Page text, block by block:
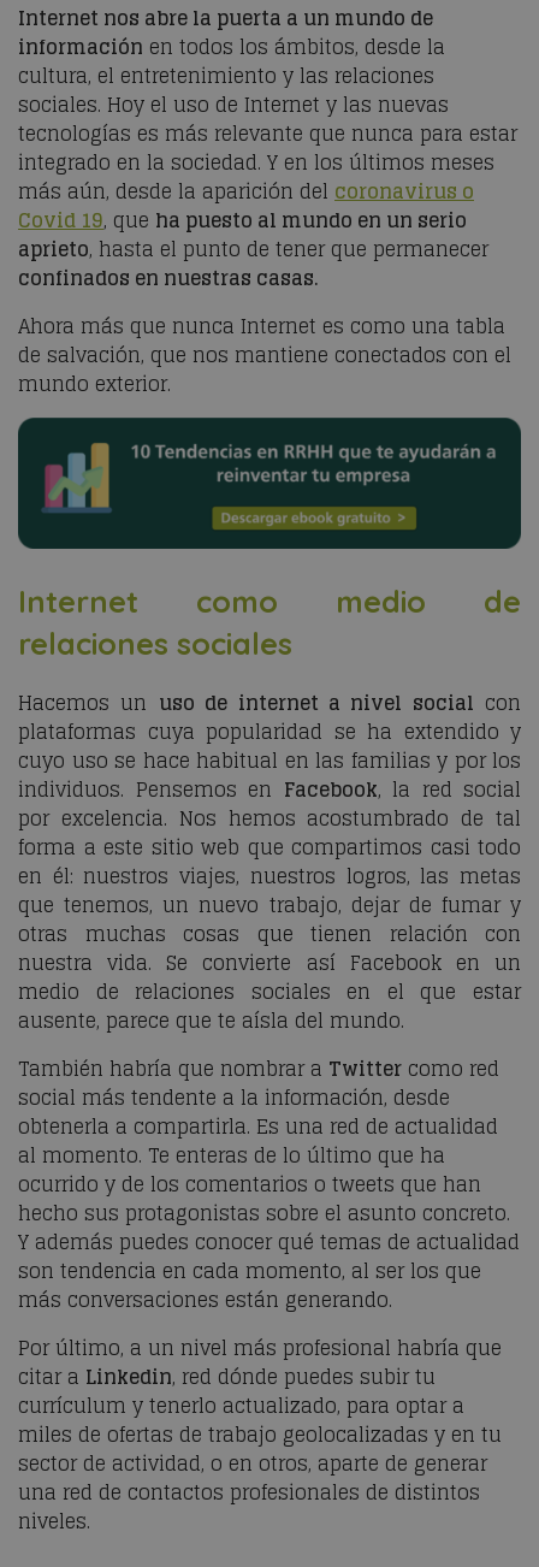
Internet nos abre la puerta a un mundo de
información en todos los ámbitos, desde la
cultura, el entretenimiento y las relaciones
sociales. Hoy el uso de Internet y las nuevas
tecnologías es más relevante que nunca para estar
integrado en la sociedad. Y en los últimos meses
más aún, desde la aparición del coronavirus o
Covid 19, que ha puesto al mundo en un serio
aprieto, hasta el punto de tener que permanecer
confinados en nuestras casas.
Ahora más que nunca Internet es como una tabla
de salvación, que nos mantiene conectados con el
mundo exterior.
Internet como medio de
relaciones sociales
Hacemos un uso de internet a nivel social con
plataformas cuya popularidad se ha extendido y
cuyo uso se hace habitual en las familias y por los
individuos. Pensemos en Facebook, la red social
por excelencia. Nos hemos acostumbrado de tal
forma a este sitio web que compartimos casi todo
en él: nuestros viajes, nuestros logros, las metas
que tenemos, un nuevo trabajo, dejar de fumar y
otras muchas cosas que tienen relación con
nuestra vida. Se convierte así Facebook en un
medio de relaciones sociales en el que estar
ausente, parece que te aísla del mundo.
También habría que nombrar a Twitter como red
social más tendente a la información, desde
obtenerla a compartirla. Es una red de actualidad
al momento. Te enteras de lo último que ha
ocurrido y de los comentarios o tweets que han
hecho sus protagonistas sobre el asunto concreto.
Y además puedes conocer qué temas de actualidad
son tendencia en cada momento, al ser los que
más conversaciones están generando.
Por último, a un nivel más profesional habría que
citar a Linkedin, red dónde puedes subir tu
currículum y tenerlo actualizado, para optar a
miles de ofertas de trabajo geolocalizadas y en tu
sector de actividad, o en otros, aparte de generar
una red de contactos profesionales de distintos
niveles.